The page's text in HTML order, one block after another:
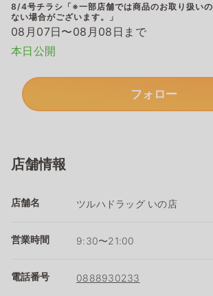
8/4号チラシ「※一部店舗では商品のお取り扱いの
ない場合がございます。」
08月07日〜08月08日まで
本日公開
フォロー
店舗情報
店舗名 ツルハドラッグ いの店
営業時間 9:30〜21:00
電話番号 0888930233